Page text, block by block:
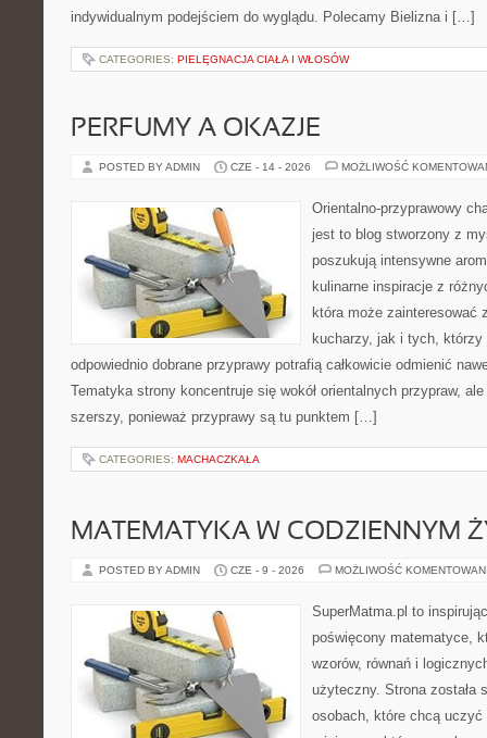
indywidualnym podejściem do wyglądu. Polecamy Bielizna i […]
CATEGORIES: PIELĘGNACJA CIAŁA I WŁOSÓW
PERFUMY A OKAZJE
POSTED BY ADMIN CZE - 14 - 2026 MOŻLIWOŚĆ
Orientalno-przyprawowy
jest to blog stworzony z
poszukują intensywne
kulinarne inspiracje z
która może zainteresować
kucharzy, jak i tych, którzy
odpowiednio dobrane przyprawy potrafią całkowicie odmienić
Tematyka strony koncentruje się wokół orientalnych przypraw,
szerszy, ponieważ przyprawy są tu punktem […]
CATEGORIES: MACHACZKAŁA
MATEMATYKA W CODZIENNYM
POSTED BY ADMIN CZE - 9 - 2026 MOŻLIWOŚĆ
SuperMatma.pl to
poświęcony matematyce,
wzorów, równań i
użyteczny. Strona została
osobach, które chcą